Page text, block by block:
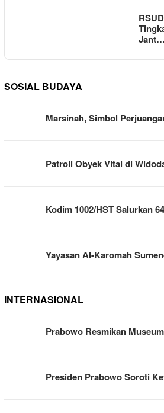
Jant…
SOSIAL BUDAYA
Marsinah, Simbol
Patroli Obyek Vital di
Kodim 1002/HST Salurkan
Yayasan Al-Karomah
INTERNASIONAL
Prabowo Resmikan
Presiden Prabowo Soroti